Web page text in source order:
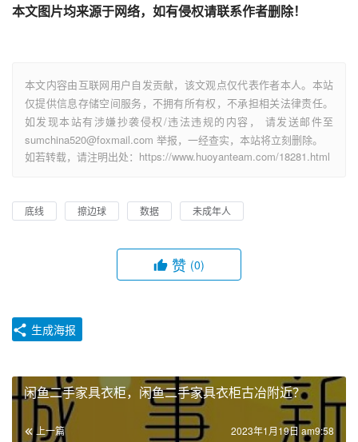
本文图片均来源于网络，如有侵权请联系作者删除！
本文内容由互联网用户自发贡献，该文观点仅代表作者本人。本站
仅提供信息存储空间服务，不拥有所有权，不承担相关法律责任。
如发现本站有涉嫌抄袭侵权/违法违规的内容， 请发送邮件至
sumchina520@foxmail.com 举报，一经查实，本站将立刻删除。
如若转载，请注明出处：https://www.huoyanteam.com/18281.html
底线 擦边球 数据 未成年人
赞 (0)
生成海报
闲鱼二手家具衣柜，闲鱼二手家具衣柜古冶附近？
上一篇 2023年1月19日 am9:58